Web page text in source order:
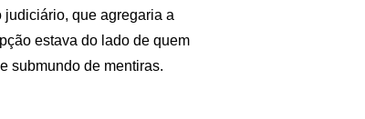
judiciário, que agregaria a
estava do lado de quem
submundo de mentiras.